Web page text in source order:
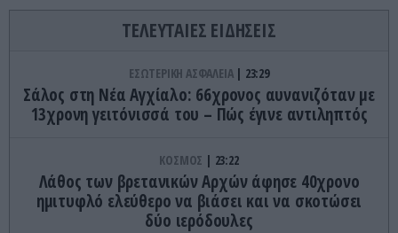
ΤΕΛΕΥΤΑΙΕΣ ΕΙΔΗΣΕΙΣ
ΕΣΩΤΕΡΙΚΗ ΑΣΦΑΛΕΙΑ 23:29
Σάλος στη Νέα Αγχίαλο: 66χρονος αυνανιζόταν με
13χρονη γειτόνισσά του – Πώς έγινε αντιληπτός
ΚΟΣΜΟΣ 23:22
Λάθος των βρετανικών Αρχών άφησε 40χρονο
ημιτυφλό ελεύθερο να βιάσει και να σκοτώσει
δύο ιερόδουλες